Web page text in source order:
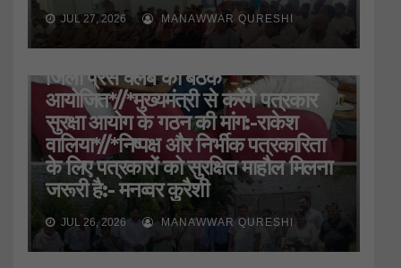
JUL 27, 2026 MANAWWAR QURESHI
जिला प्रेस क्लब की बैठक
आयोजित*//*मुख्यमंत्री से करेंगे पत्रकार
सुरक्षा आयोग के गठन की मांग:-राकेश
वालिया*//*निष्पक्ष और निर्भीक पत्रकारिता
के लिए पत्रकारों को सुरक्षित माहौल मिलना
जरूरी है:- मनव्वर कुरैशी
JUL 26, 2026 MANAWWAR QURESHI